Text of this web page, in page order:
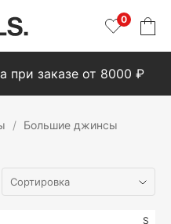
0
при заказе от 8000 ₽
Большие джинсы
S